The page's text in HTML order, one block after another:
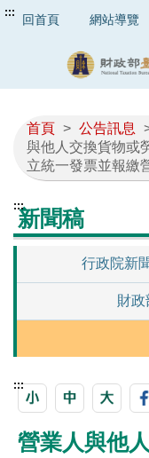
::: 回首頁 網站導覽
首頁 > 公告訊息
與他人交換貨物或
立統一發票並報繳
:::新聞稿
行政院新
財政
:::
營業人與他